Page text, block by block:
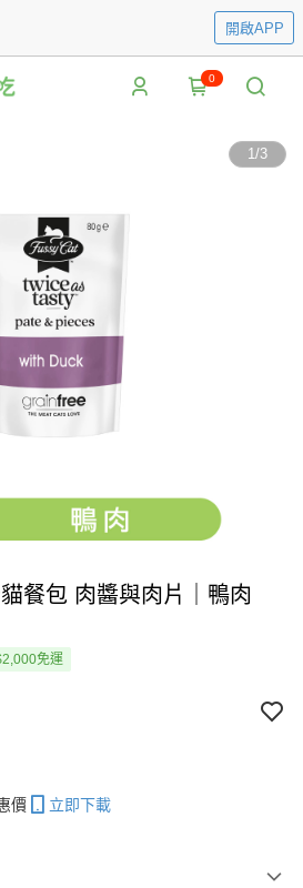
開啟APP
0
1/3
餐包 肉醬與肉片｜鴨肉
免運
價 立即下載